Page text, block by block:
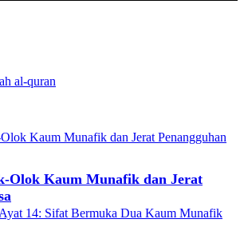
al-quran
Olok Kaum Munafik dan Jerat